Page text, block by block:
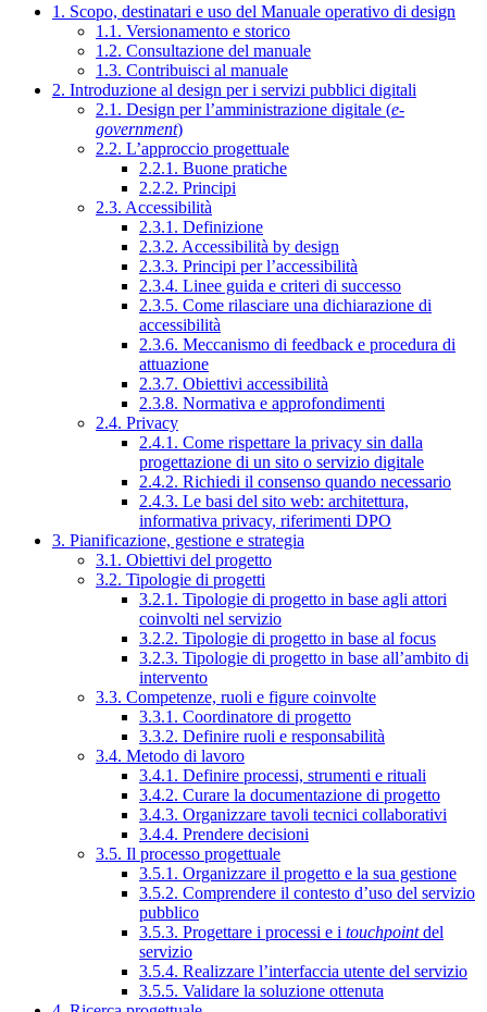
1. Scopo, destinatari e uso del Manuale operativo di design
1.1. Versionamento e storico
1.2. Consultazione del manuale
1.3. Contribuisci al manuale
2. Introduzione al design per i servizi pubblici digitali
2.1. Design per l’amministrazione digitale (e-
government)
2.2. L’approccio progettuale
2.2.1. Buone pratiche
2.2.2. Principi
2.3. Accessibilità
2.3.1. Definizione
2.3.2. Accessibilità by design
2.3.3. Principi per l’accessibilità
2.3.4. Linee guida e criteri di successo
2.3.5. Come rilasciare una dichiarazione di
accessibilità
2.3.6. Meccanismo di feedback e procedura di
attuazione
2.3.7. Obiettivi accessibilità
2.3.8. Normativa e approfondimenti
2.4. Privacy
2.4.1. Come rispettare la privacy sin dalla
progettazione di un sito o servizio digitale
2.4.2. Richiedi il consenso quando necessario
2.4.3. Le basi del sito web: architettura,
informativa privacy, riferimenti DPO
3. Pianificazione, gestione e strategia
3.1. Obiettivi del progetto
3.2. Tipologie di progetti
3.2.1. Tipologie di progetto in base agli attori
coinvolti nel servizio
3.2.2. Tipologie di progetto in base al focus
3.2.3. Tipologie di progetto in base all’ambito di
intervento
3.3. Competenze, ruoli e figure coinvolte
3.3.1. Coordinatore di progetto
3.3.2. Definire ruoli e responsabilità
3.4. Metodo di lavoro
3.4.1. Definire processi, strumenti e rituali
3.4.2. Curare la documentazione di progetto
3.4.3. Organizzare tavoli tecnici collaborativi
3.4.4. Prendere decisioni
3.5. Il processo progettuale
3.5.1. Organizzare il progetto e la sua gestione
3.5.2. Comprendere il contesto d’uso del servizio
pubblico
3.5.3. Progettare i processi e i touchpointdel
servizio
3.5.4. Realizzare l’interfaccia utente del servizio
3.5.5. Validare la soluzione ottenuta